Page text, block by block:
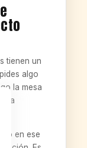
tienen un
algo
la mesa
la
en ese